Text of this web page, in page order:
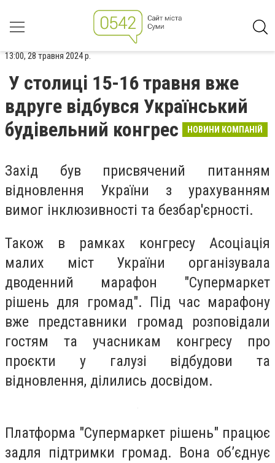
13:00, 28 травня 2024 р.
У столиці 15-16 травня вже
вдруге відбувся Український
будівельний конгрес
НОВИНИ КОМПАНІЙ
Захід був присвячений питанням
відновлення України з урахуванням
вимог інклюзивності та безбар'єрності.
Також в рамках конгресу Асоціація
малих міст України організувала
дводенний марафон "Супермаркет
рішень для громад". Під час марафону
вже представники громад розповідали
гостям та учасникам конгресу про
проєкти у галузі відбудови та
відновлення, ділились досвідом.
Платформа "Супермаркет рішень" працює
задля підтримки громад. Вона об’єднує